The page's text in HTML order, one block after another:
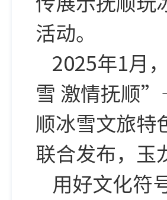
活动。
2025年1月
雪 激情抚顺
顺冰雪文旅特
联合发布，玉
用好文化符